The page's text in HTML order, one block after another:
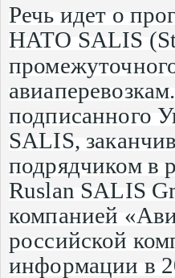
Речь идет о
НАТО SALIS (
подписанного
SALIS,
подрядчиком в
Ruslan SALIS
компанией
российской
информации в